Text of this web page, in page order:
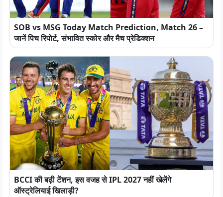
SOB vs MSG Today Match Prediction, Match 26 –
जानें पिच रिपोर्ट, संभावित स्कोर और मैच प्रेडिक्शन
BCCI की बढ़ी टेंशन, इस वजह से IPL 2027 नहीं खेलेंगे
ऑस्ट्रेलियाई खिलाड़ी?